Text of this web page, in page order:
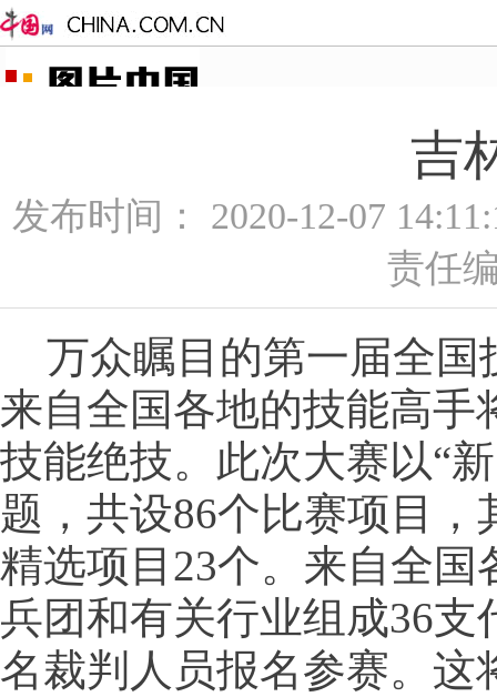
吉
发布时间： 2020-12-07
责任
万众瞩目的第一届全国
来自全国各地的技能高手
技能绝技。此次大赛以“
题，共设86个比赛项目
精选项目23个。来自全
兵团和有关行业组成36支
名裁判人员报名参赛。这